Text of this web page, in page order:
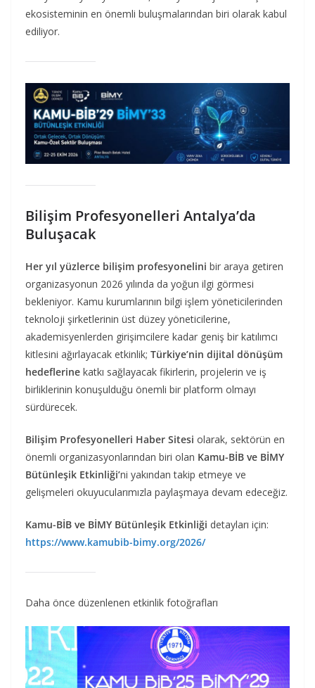
ekosisteminin en önemli buluşmalarından biri olarak kabul
ediliyor.
Bilişim Profesyonelleri Antalya’da
Buluşacak
Her yıl yüzlerce bilişim profesyonelini bir araya getiren
organizasyonun 2026 yılında da yoğun ilgi görmesi
bekleniyor. Kamu kurumlarının bilgi işlem yöneticilerinden
teknoloji şirketlerinin üst düzey yöneticilerine,
akademisyenlerden girişimcilere kadar geniş bir katılımcı
kitlesini ağırlayacak etkinlik; Türkiye’nin dijital dönüşüm
hedeflerine katkı sağlayacak fikirlerin, projelerin ve iş
birliklerinin konuşulduğu önemli bir platform olmayı
sürdürecek.
Bilişim Profesyonelleri Haber Sitesi olarak, sektörün en
önemli organizasyonlarından biri olan Kamu-BİB ve BİMY
Bütünleşik Etkinliği’ni yakından takip etmeye ve
gelişmeleri okuyucularımızla paylaşmaya devam edeceğiz.
Kamu-BİB ve BİMY Bütünleşik Etkinliği detayları için:
https://www.kamubib-bimy.org/2026/
Daha önce düzenlenen etkinlik fotoğrafları